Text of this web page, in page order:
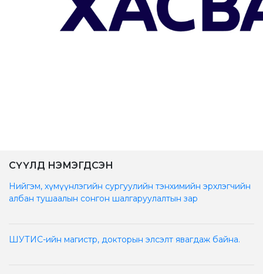
СҮҮЛД НЭМЭГДСЭН
Нийгэм, хүмүүнлэгийн сургуулийн тэнхимийн эрхлэгчийн
албан тушаалын сонгон шалгаруулалтын зар
ШУТИС-ийн магистр, докторын элсэлт явагдаж байна.